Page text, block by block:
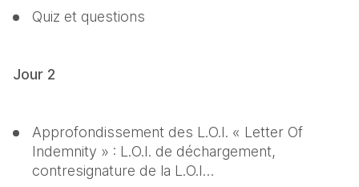
Quiz et questions
Jour 2
Approfondissement des L.O.I. « Letter Of
Indemnity » : L.O.I. de déchargement,
contresignature de la L.O.I…